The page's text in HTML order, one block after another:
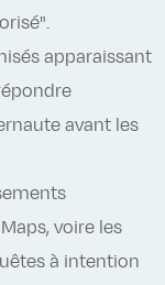
apparaissant
avant les
voire les
à intention